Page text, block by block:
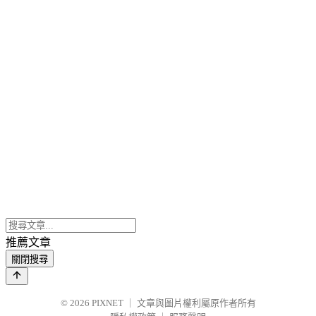
推薦文章
關閉搜尋
© 2026 PIXNET
文章與圖片權利屬原作者所有